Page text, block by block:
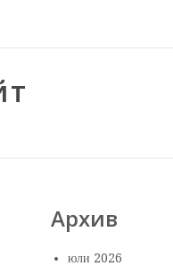
Архив
юли 2026